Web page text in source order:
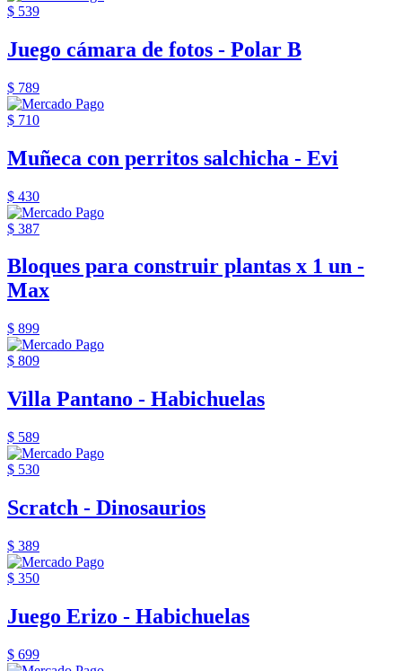
$ 539
Juego cámara de fotos - Polar B
$ 789
$ 710
Muñeca con perritos salchicha - Evi
$ 430
$ 387
Bloques para construir plantas x 1 un -
Max
$ 899
$ 809
Villa Pantano - Habichuelas
$ 589
$ 530
Scratch - Dinosaurios
$ 389
$ 350
Juego Erizo - Habichuelas
$ 699